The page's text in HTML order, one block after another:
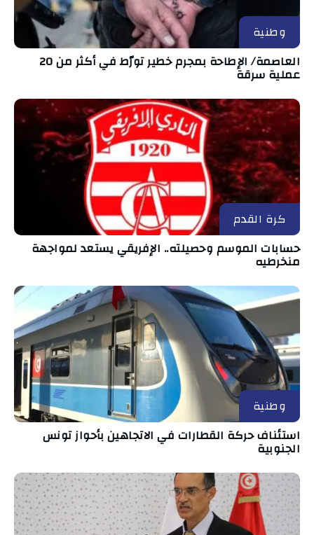
وطنية
العاصمة/ الإطاحة بمجرم خطير تورّط في أكثر من 20
عملية سرقة
كرة القدم
حسابات الموسم وحصيلته.. الإفريقي يستعد لمواجهة
منخرطيه
وطنية
استئناف حركة القطارات في الاتجاهين بأحواز تونس
الجنوبية